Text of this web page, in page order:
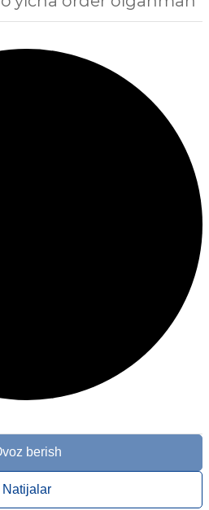
berish
Natijalar